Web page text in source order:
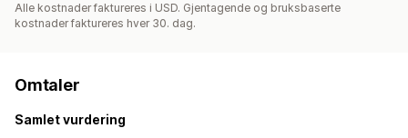
Alle kostnader faktureres i USD. Gjentagende og bruksbaserte
kostnader faktureres hver 30. dag.
Omtaler
Samlet vurdering